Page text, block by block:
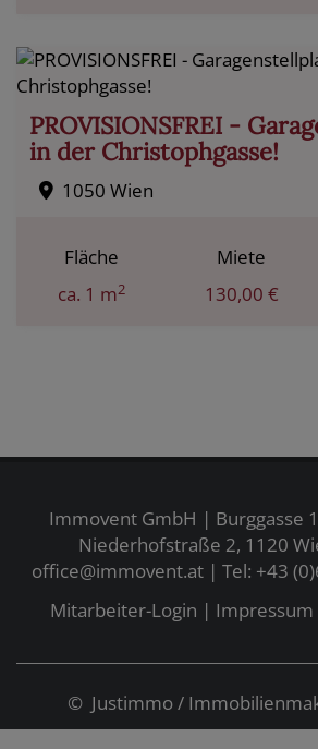
PROVISIONSFREI -
in der Christophgasse!
1050 Wien
Fläche
ca. 1 m2
Miete
130,00 €
Immovent GmbH | Burggasse
Niederhofstraße 2, 1120
office@immovent.at | Tel: +43
Mitarbeiter-Login | Impressum
© Justimmo/